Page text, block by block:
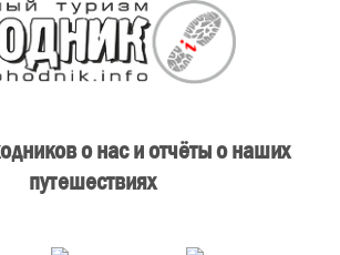
о нас и отчёты о наших
путешествиях